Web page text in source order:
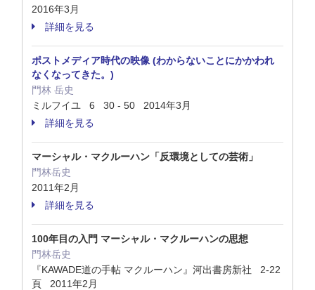
2016年3月
詳細を見る
ポストメディア時代の映像 (わからないことにかかわれ
なくなってきた。)
門林 岳史
ミルフイユ 6 30 - 50 2014年3月
詳細を見る
マーシャル・マクルーハン「反環境としての芸術」
門林岳史
2011年2月
詳細を見る
100年目の入門 マーシャル・マクルーハンの思想
門林岳史
『KAWADE道の手帖 マクルーハン』河出書房新社 2-22
頁 2011年2月